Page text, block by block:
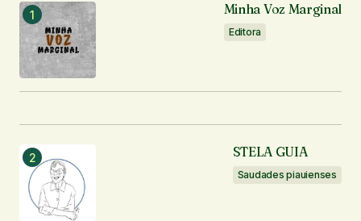
Notifique-me sobre novos comentários por e-mail.
Notifique-me sobre novas publicações por e-mail.
Minha Voz Marginal
Editora
STELA GUIA
Saudades piauienses